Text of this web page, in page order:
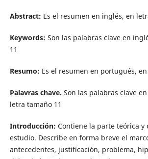
Abstract: Es el resumen en inglés, en
Keywords: Son las palabras clave en
11
Resumo: Es el resumen en portugués,
Palavras chave. Son las palabras clave
letra tamaño 11
Introducción: Contiene la parte teórica y
estudio. Describe en forma breve el
antecedentes, justificación, problema,